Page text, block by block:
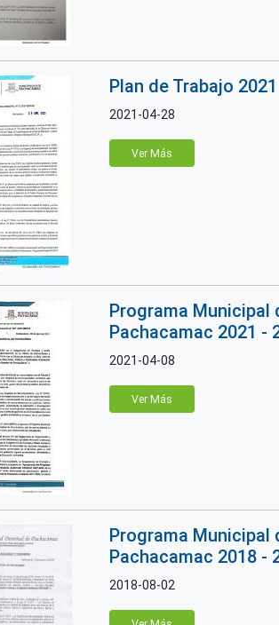
Plan de Trabajo
2021-04-28
Ver Más
Programa Municipal
Pachacamac 2021 -
2021-04-08
Ver Más
Programa Municipal
Pachacamac 2018 -
2018-08-02